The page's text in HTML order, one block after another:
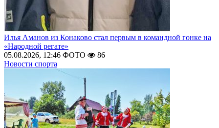
Илья Аманов из Конаково стал первым в командной гонке на
«Народной регате»
05.08.2026, 12:46 ФОТО
86
Новости спорта